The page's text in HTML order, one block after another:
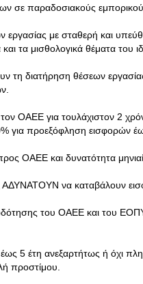
σε παραδοσιακούς
με σταθερή και
τα μισθολογικά θέματα του
διατήρηση θέσεων
ΟΑΕΕ για τουλάχιστον 2
για προεξόφληση εισφορών
ΟΑΕΕ και δυνατότητα
να καταβάλουν
του ΟΑΕΕ και του
5 έτη ανεξαρτήτως ή όχι
προστίμου.